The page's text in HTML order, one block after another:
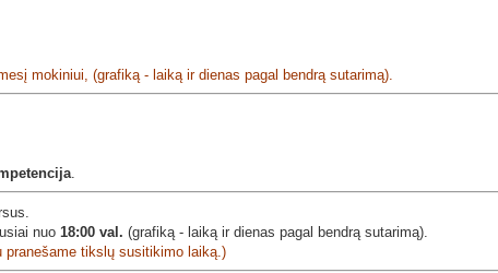
mokiniui, (grafiką - laiką ir dienas pagal bendrą sutarimą).
nuo 18:00 val. (grafiką - laiką ir dienas pagal bendrą sutarimą).
tikslų susitikimo laiką.)